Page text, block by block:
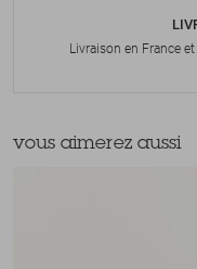
Livraison en France
vous aimerez aussi